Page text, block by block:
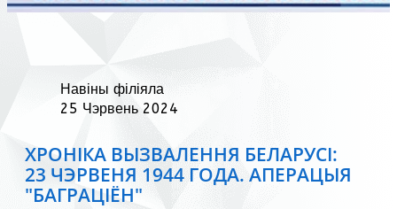
Навіны філіяла
25 Чэрвень 2024
ХРОНІКА ВЫЗВАЛЕННЯ БЕЛАРУСІ:
23 ЧЭРВЕНЯ 1944 ГОДА. АПЕРАЦЫЯ
"БАГРАЦІЁН"